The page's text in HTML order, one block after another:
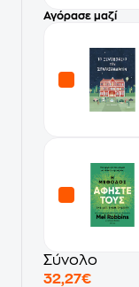
Αγόρασε μαζί
Σύνολο
32,27€